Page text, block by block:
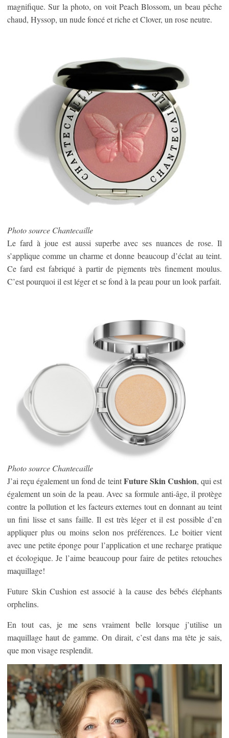
magnifique. Sur la photo, on voit Peach Blossom, un beau pêche
chaud, Hyssop, un nude foncé et riche et Clover, un rose neutre.
Photo source Chantecaille
Le fard à joue est aussi superbe avec ses nuances de rose. Il
s’applique comme un charme et donne beaucoup d’éclat au teint.
Ce fard est fabriqué à partir de pigments très finement moulus.
C’est pourquoi il est léger et se fond à la peau pour un look parfait.
Photo source Chantecaille
J’ai reçu également un fond de teintFuture Skin Cushion, qui est
également un soin de la peau. Avec sa formule anti-âge, il protège
contre la pollution et les facteurs externes tout en donnant au teint
un fini lisse et sans faille. Il est très léger et il est possible d’en
appliquer plus ou moins selon nos préférences. Le boitier vient
avec une petite éponge pour l’application et une recharge pratique
et écologique. Je l’aime beaucoup pour faire de petites retouches
maquillage!
Future Skin Cushion est associé à la cause des bébés éléphants
orphelins.
En tout cas, je me sens vraiment belle lorsque j’utilise un
maquillage haut de gamme. On dirait, c’est dans ma tête je sais,
que mon visage resplendit.